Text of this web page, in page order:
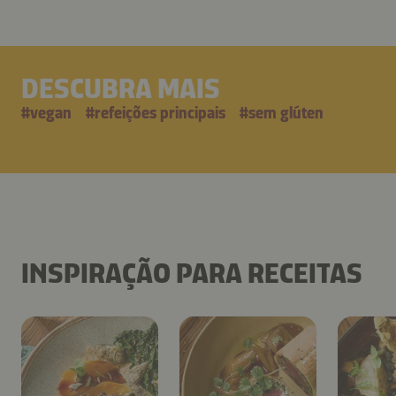
DESCUBRA MAIS
#vegan #refeições principais #sem glúten
INSPIRAÇÃO PARA RECEITAS